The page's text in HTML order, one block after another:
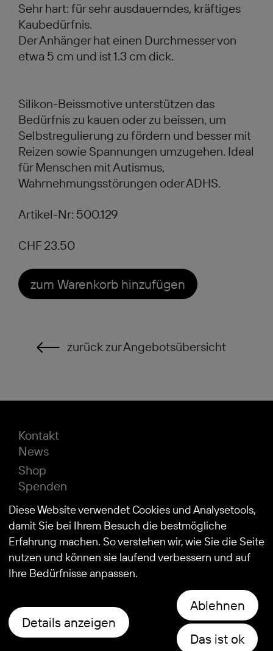
Sehr hart: für sehr ausdauerndes, kräftiges
Kaubedürfnis.
Der Anhänger hat einen Durchmesser von
etwa 5 cm und ist 1.3 cm dick.
Silikon-Beissmotive unterstützen das
Bedürfnis zu kauen oder zu beissen, um
Selbstregulierung zu fördern und besser mit
Reizen sowie Spannungen umzugehen. Ideal
für Menschen mit Autismus,
Wahrnehmungsstörungen oder ADHS.
Artikel-Nr: 500.129
CHF 23.50
zum Warenkorb hinzufügen
zurück zur Angebotsübersicht
© 2026Stiftung Kind und Autismus
Kontakt
News
Shop
Spenden
Impressum
Datenschutz
Diese Website verwendet Cookies und Analysetools,
damit Sie bei Ihrem Besuch die bestmögliche
Erfahrung machen. So verstehen wir, wie Sie die Seite
nutzen und können sie laufend verbessern und auf
Ihre Bedürfnisse anpassen.
Details anzeigen
Ablehnen
Das ist ok